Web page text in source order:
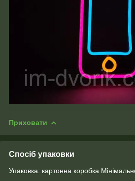
Приховати
Спосіб упаковки
Упаковка: картонна коробка